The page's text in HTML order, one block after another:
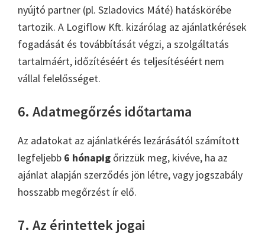
nyújtó partner (pl. Szladovics Máté) hatáskörébe
tartozik. A Logiflow Kft. kizárólag az ajánlatkérések
fogadását és továbbítását végzi, a szolgáltatás
tartalmáért, időzítéséért és teljesítéséért nem
vállal felelősséget.
6. Adatmegőrzés időtartama
Az adatokat az ajánlatkérés lezárásától számított
legfeljebb 6 hónapigőrizzük meg, kivéve, ha az
ajánlat alapján szerződés jön létre, vagy jogszabály
hosszabb megőrzést ír elő.
7. Az érintettek jogai